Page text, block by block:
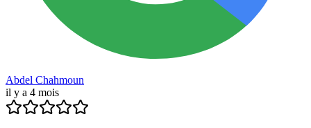
Abdel Chahmoun
il y a 4 mois